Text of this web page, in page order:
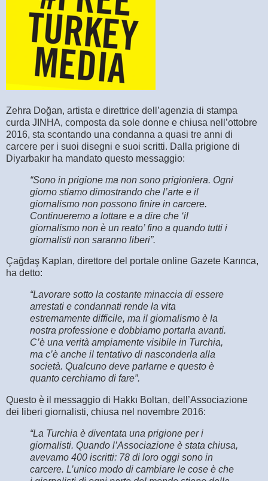
Zehra Doğan, artista e direttrice dell’agenzia di stampa
curda JINHA, composta da sole donne e chiusa nell’ottobre
2016, sta scontando una condanna a quasi tre anni di
carcere per i suoi disegni e suoi scritti. Dalla prigione di
Diyarbakır ha mandato questo messaggio:
“Sono in prigione ma non sono prigioniera. Ogni
giorno stiamo dimostrando che l’arte e il
giornalismo non possono finire in carcere.
Continueremo a lottare e a dire che ‘il
giornalismo non è un reato’ fino a quando tutti i
giornalisti non saranno liberi”.
Çağdaş Kaplan, direttore del portale online Gazete Karınca,
ha detto:
“Lavorare sotto la costante minaccia di essere
arrestati e condannati rende la vita
estremamente difficile, ma il giornalismo è la
nostra professione e dobbiamo portarla avanti.
C’è una verità ampiamente visibile in Turchia,
ma c’è anche il tentativo di nasconderla alla
società. Qualcuno deve parlarne e questo è
quanto cerchiamo di fare”.
Questo è il messaggio di Hakkı Boltan, dell’Associazione
dei liberi giornalisti, chiusa nel novembre 2016:
“La Turchia è diventata una prigione per i
giornalisti. Quando l’Associazione è stata chiusa,
avevamo 400 iscritti: 78 di loro oggi sono in
carcere. L’unico modo di cambiare le cose è che